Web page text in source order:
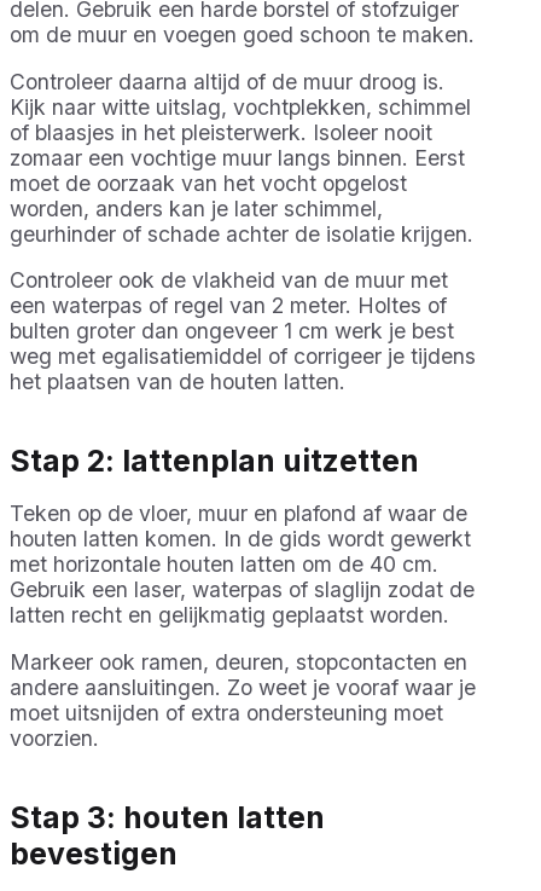
delen. Gebruik een harde borstel of stofzuiger
om de muur en voegen goed schoon te maken.
Controleer daarna altijd of de muur droog is.
Kijk naar witte uitslag, vochtplekken, schimmel
of blaasjes in het pleisterwerk. Isoleer nooit
zomaar een vochtige muur langs binnen. Eerst
moet de oorzaak van het vocht opgelost
worden, anders kan je later schimmel,
geurhinder of schade achter de isolatie krijgen.
Controleer ook de vlakheid van de muur met
een waterpas of regel van 2 meter. Holtes of
bulten groter dan ongeveer 1 cm werk je best
weg met egalisatiemiddel of corrigeer je tijdens
het plaatsen van de houten latten.
Stap 2: lattenplan uitzetten
Teken op de vloer, muur en plafond af waar de
houten latten komen. In de gids wordt gewerkt
met horizontale houten latten om de 40 cm.
Gebruik een laser, waterpas of slaglijn zodat de
latten recht en gelijkmatig geplaatst worden.
Markeer ook ramen, deuren, stopcontacten en
andere aansluitingen. Zo weet je vooraf waar je
moet uitsnijden of extra ondersteuning moet
voorzien.
Stap 3: houten latten
bevestigen